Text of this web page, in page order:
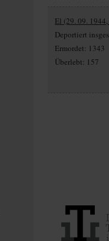
El (29. 09.
Deportiert
Ermordet: 1343
Überlebt: 157